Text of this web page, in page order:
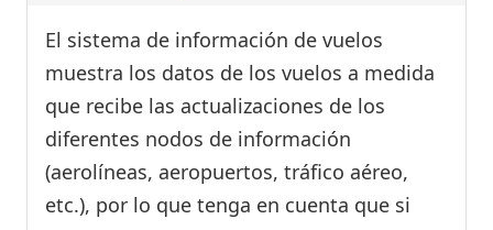
El sistema de información de vuelos
muestra los datos de los vuelos a medida
que recibe las actualizaciones de los
diferentes nodos de información
(aerolíneas, aeropuertos, tráfico aéreo,
etc.), por lo que tenga en cuenta que si